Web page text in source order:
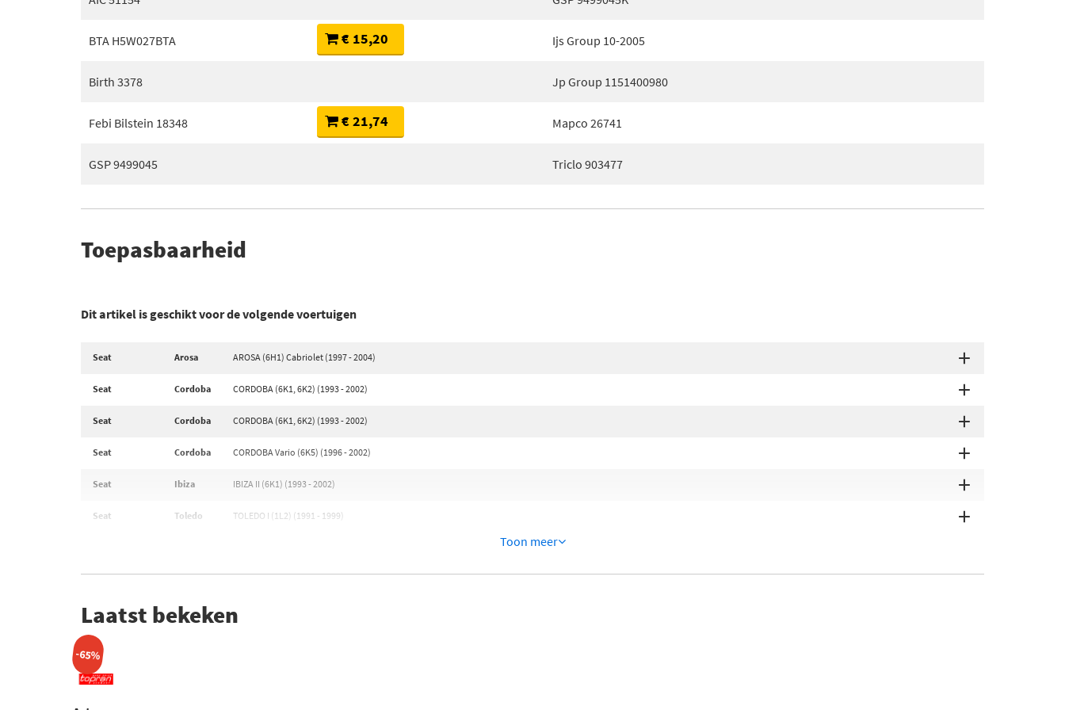
BTA H5W027BTA € 15,20
Birth 3378
Febi Bilstein 18348 € 21,74
GSP 9499045
Ijs Group 10-2005
Jp Group 1151400980
Mapco 26741
Triclo 903477
Toepasbaarheid
Dit artikel is geschikt voor de volgende voertuigen
Seat Arosa AROSA (6H1) Cabriolet (1997 - 2004)
Seat Cordoba CORDOBA (6K1, 6K2) (1993 - 2002)
Seat Cordoba CORDOBA (6K1, 6K2) (1993 - 2002)
Seat Cordoba CORDOBA Vario (6K5) (1996 - 2002)
Seat Ibiza IBIZA II (6K1) (1993 - 2002)
Seat Toledo TOLEDO I (1L2) (1991 - 1999)
Toon meer
Laatst bekeken
-65%